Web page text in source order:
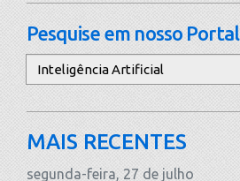
Pesquise em nosso Portal
Pesquisar
MAIS RECENTES
segunda-feira, 27 de julho